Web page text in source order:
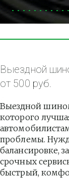
Выездной
от 500 руб.
Выездной
которого
проблемы.
балансировке,
срочных
быстрый,